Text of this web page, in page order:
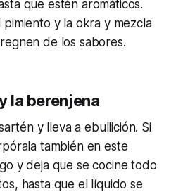
que estén aromáticos.
y la okra y mezcla
de los sabores.
la berenjena
y lleva a ebullición. Si
también en este
y deja que se cocine todo
hasta que el líquido se